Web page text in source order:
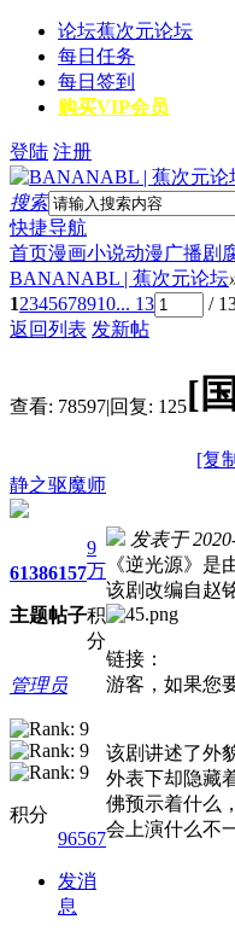
论坛蕉次元论坛
每日任务
每日签到
购买VIP会员
登陆 注册
搜索
快捷导航
首页漫画小说动漫广播剧
BANANABL | 蕉次元论坛
12345678910... 13 /
返回列表 发新帖
查看: 78597|回复: 125[
[复
静之驱魔师
6138
主题
6157
帖子
9
万
积
分
管理员
积分
96567
发消
息
发表于
《逆光源》是
该剧改编自赵
链接：
游客，如果您
该剧讲述了外
外表下却隐藏
佛预示着什么
会上演什么不